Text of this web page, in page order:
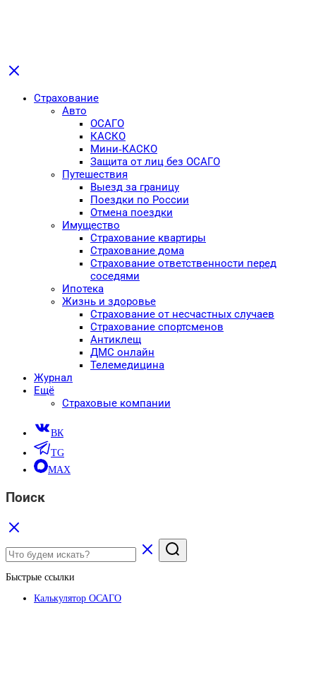
Страхование
Авто
ОСАГО
КАСКО
Мини-КАСКО
Защита от лиц без ОСАГО
Путешествия
Выезд за границу
Поездки по России
Отмена поездки
Имущество
Страхование квартиры
Страхование дома
Страхование ответственности перед
соседями
Ипотека
Жизнь и здоровье
Страхование от несчастных случаев
Страхование спортсменов
Антиклещ
ДМС онлайн
Телемедицина
Журнал
Ещё
Страховые компании
ВК
TG
MAX
Поиск
Быстрые ссылки
Калькулятор ОСАГО